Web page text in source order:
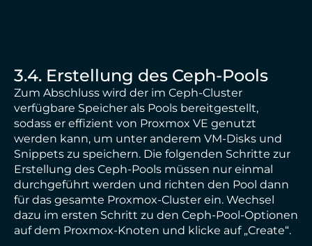
3.4. Erstellung des Ceph-Pools
Zum Abschluss wird der im Ceph-Cluster
verfügbare Speicher als Pools bereitgestellt,
sodass er effizient von Proxmox VE genutzt
werden kann, um unter anderem VM-Disks und
Snippets zu speichern. Die folgenden Schritte zur
Erstellung des Ceph-Pools müssen nur einmal
durchgeführt werden und richten den Pool dann
für das gesamte Proxmox-Cluster ein. Wechsel
dazu im ersten Schritt zu den Ceph-Pool-Optionen
auf dem Proxmox-Knoten und klicke auf „Create“.